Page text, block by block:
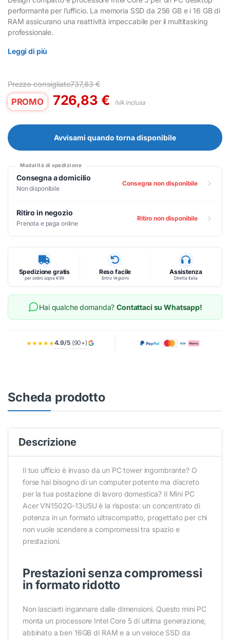
performante per l’ufficio. La memoria SSD da 256 GB e i 16 GB di
RAM assicurano una reattività impeccabile per il multitasking
professionale.
Leggi di più
Prezzo consigliato737,83€
PROMO 726,83 € IVA inclusa
Avvisami quando torna disponibile
Modalità di spedizione
Consegna a domicilio
Non disponibile
Consegna non disponibile
Ritiro in negozio
Prenota e paga online
Ritiro non disponibile
Spedizione gratis
per ordini sopra €99
Reso facile
Entro 14 giorni
Assistenza
Diretta Italia
Hai qualche domanda?Contattaci su Whatsapp!
★★★★★4.9/5(90+)
Scheda prodotto
Descrizione
Il tuo ufficio è invaso da un PC tower ingombrante? O
forse hai bisogno di un computer potente ma discreto
per la tua postazione di lavoro domestica? Il Mini PC
Acer VN1502G-13U5U è la risposta: un concentrato di
potenza in un formato ultracompatto, progettato per chi
non vuole scendere a compromessi tra spazio e
prestazioni.
Prestazioni senza compromessi
in formato ridotto
Non lasciarti ingannare dalle dimensioni. Questo mini PC
monta un processore Intel Core 5 di ultima generazione,
abbinato a ben 16GB di RAM e a un veloce SSD da